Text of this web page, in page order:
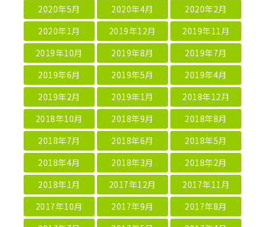
2020年5月
2020年4月
2020年2月
2020年1月
2019年12月
2019年11月
2019年10月
2019年8月
2019年7月
2019年6月
2019年5月
2019年4月
2019年2月
2019年1月
2018年12月
2018年10月
2018年9月
2018年8月
2018年7月
2018年6月
2018年5月
2018年4月
2018年3月
2018年2月
2018年1月
2017年12月
2017年11月
2017年10月
2017年9月
2017年8月